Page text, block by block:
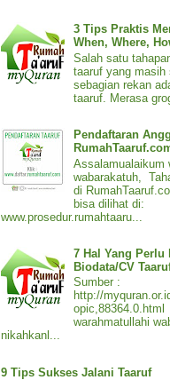
3 Tips Praktis
When, Where,
Salah satu
taaruf yang masih
sebagian rekan
taaruf. Merasa
Pendaftaran
Assalamualaikum
wabarakatuh,
di
bisa dilihat di:
www.prosedur.rumahtaaru...
7 Hal Yang Perlu
Biodata/CV
Sumber :
http://
warahmatullahi
nikahkanl...
9 Tips Sukses Jalani Taaruf